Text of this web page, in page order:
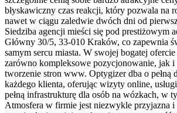
błyskawiczny czas reakcji, który pozwala na
nawet w ciągu zaledwie dwóch dni od
Siedziba agencji mieści się pod prestiżowym
Główny 30/5, 33-010 Kraków, co zapewnia
samym sercu miasta. W swojej bogatej
zarówno kompleksowe pozycjonowanie, jak i
tworzenie stron www. Optygizer dba o pełną
każdego klienta, oferując wizyty online,
pełną infrastrukturę dla osób na wózkach, w
Atmosfera w firmie jest niezwykle przyjazna